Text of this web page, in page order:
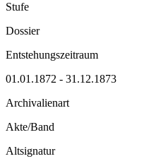
Stufe
Dossier
Entstehungszeitraum
01.01.1872 - 31.12.1873
Archivalienart
Akte/Band
Altsignatur